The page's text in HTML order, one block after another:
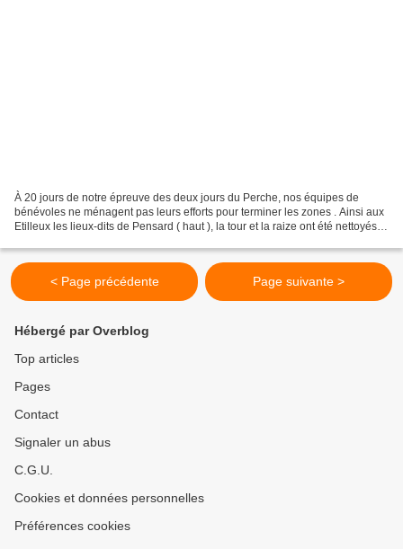
À 20 jours de notre épreuve des deux jours du Perche, nos équipes de
bénévoles ne ménagent pas leurs efforts pour terminer les zones . Ainsi aux
Etilleux les lieux-dits de Pensard ( haut ), la tour et la raize ont été nettoyés et
< Page précédente Page suivante >
Hébergé par Overblog
Top articles
Pages
Contact
Signaler un abus
C.G.U.
Cookies et données personnelles
Préférences cookies